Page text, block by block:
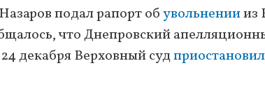
подал рапорт обувольнениииз
что Днепровский
декабря Верховный суд